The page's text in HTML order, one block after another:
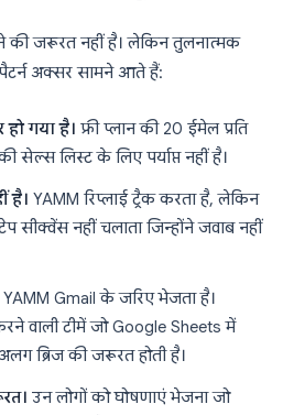
की जरूरत नहीं है। लेकिन तुलनात्मक
अक्सर सामने आते हैं:
हो गया है। फ्री प्लान की 20 ईमेल प्रति
सेल्स लिस्ट के लिए पर्याप्त नहीं है।
है। YAMM रिप्लाई ट्रैक करता है, लेकिन
सीक्वेंस नहीं चलाता जिन्होंने जवाब नहीं
YAMM Gmail के जरिए भेजता है।
वाली टीमें जो Google Sheets में
ब्रिज की जरूरत होती है।
उन लोगों को घोषणाएं भेजना जो